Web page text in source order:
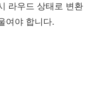
라우드 상태로 변환
여야 합니다.